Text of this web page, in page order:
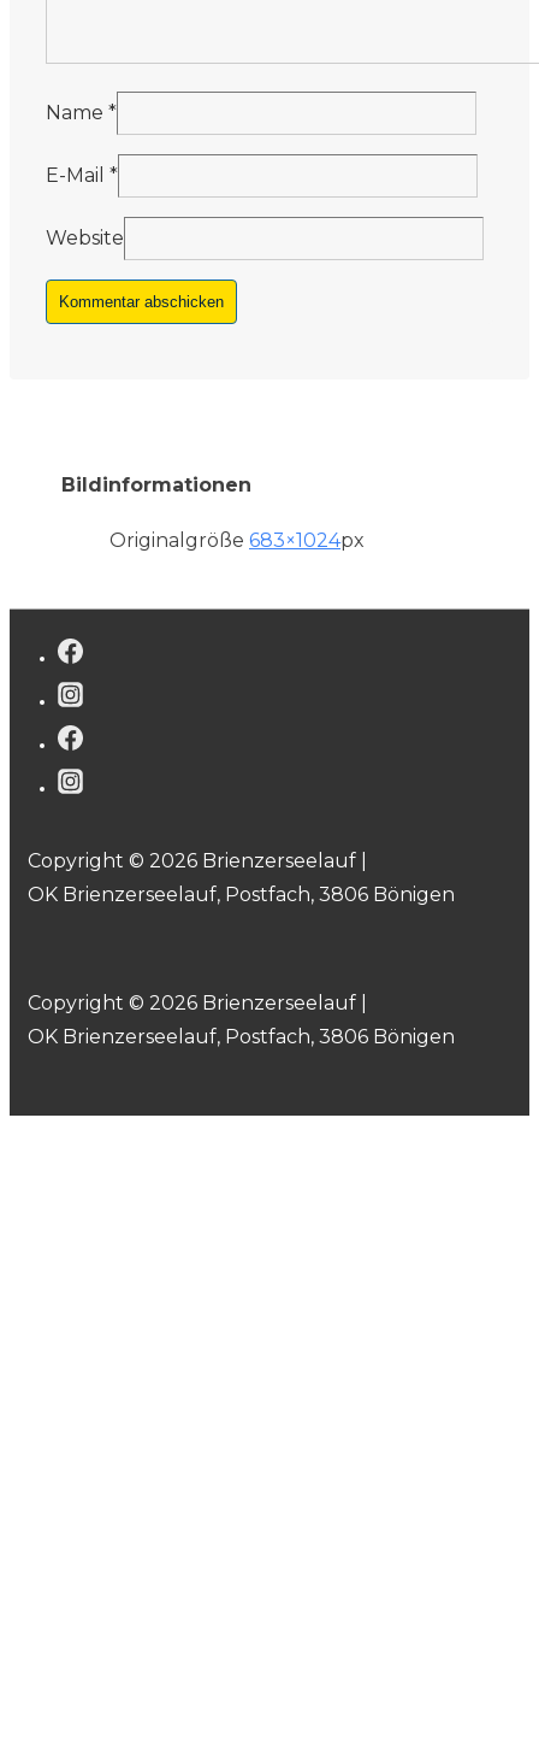
Name *
E-Mail *
Website
Bildinformationen
Originalgröße 683×1024px
Copyright © 2026 Brienzerseelauf |
OK Brienzerseelauf, Postfach, 3806 Bönigen
Copyright © 2026 Brienzerseelauf |
OK Brienzerseelauf, Postfach, 3806 Bönigen